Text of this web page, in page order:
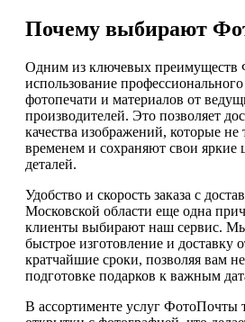
Почему выбирают
Одним из ключевых преимуществ
использование
фотопечати и материалов от
производителей. Это позволяет
качества изображений, которые не
временем и сохраняют свои яркие
деталей.
Удобство и скорость заказа с
Московской области еще одна
клиенты выбирают наш сервис.
быстрое изготовление и доставку
кратчайшие сроки, позволяя вам
подготовке подарков к важным
В ассортименте услуг ФотоПочты